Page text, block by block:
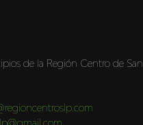
de la Región Centro de San